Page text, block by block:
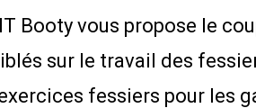
Booty vous propose le
sur le travail des
fessiers pour les